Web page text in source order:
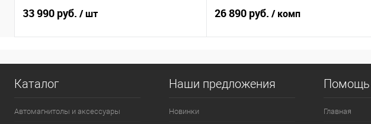
33 990 руб. / шт 26 890 руб. / комп
Каталог
Автомагнитолы и аксессуары
Наши предложения
Новинки
Помощь
Главная